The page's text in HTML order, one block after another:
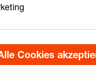
und Problem
Cookies